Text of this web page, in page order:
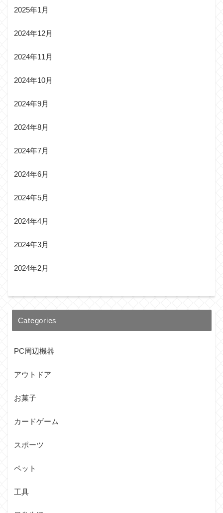
2025年1月
2024年12月
2024年11月
2024年10月
2024年9月
2024年8月
2024年7月
2024年6月
2024年5月
2024年4月
2024年3月
2024年2月
Categories
PC周辺機器
アウトドア
お菓子
カードゲーム
スポーツ
ペット
工具